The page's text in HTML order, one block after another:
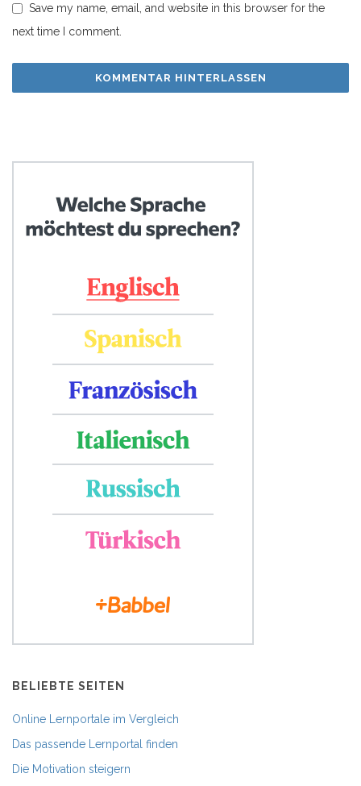
Save my name, email, and website in this browser for the
next time I comment.
BELIEBTE SEITEN
Online Lernportale im Vergleich
Das passende Lernportal finden
Die Motivation steigern